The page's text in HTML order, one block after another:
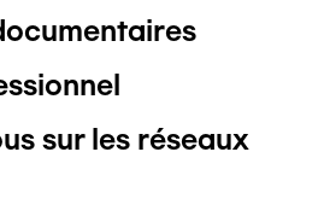
sur les réseaux